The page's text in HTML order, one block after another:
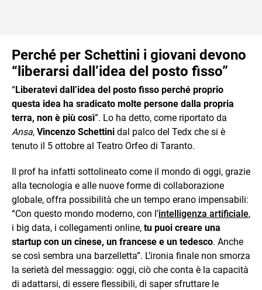
Perché per Schettini i giovani devono
“liberarsi dall’idea del posto fisso”
“Liberatevi dall’idea del posto fisso perché proprio
questa idea ha sradicato molte persone dalla propria
terra, non è più così”. Lo ha detto, come riportato da
Ansa, Vincenzo Schettini dal palco del Tedx che si è
tenuto il 5 ottobre al Teatro Orfeo di Taranto.
Il prof ha infatti sottolineato come il mondo di oggi, grazie
alla tecnologia e alle nuove forme di collaborazione
globale, offra possibilità che un tempo erano impensabili:
“Con questo mondo moderno, con l’intelligenza artificiale,
i big data, i collegamenti online, tu puoi creare una
startup con un cinese, un francese e un tedesco. Anche
se così sembra una barzelletta”. L’ironia finale non smorza
la serietà del messaggio: oggi, ciò che conta è la capacità
di adattarsi, di essere flessibili, di saper sfruttare le